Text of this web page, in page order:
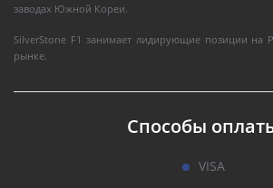
заводах Южной Кореи.
SilverStone F1 занимает лидирующие позиции на
рынке.
Способы
VISA